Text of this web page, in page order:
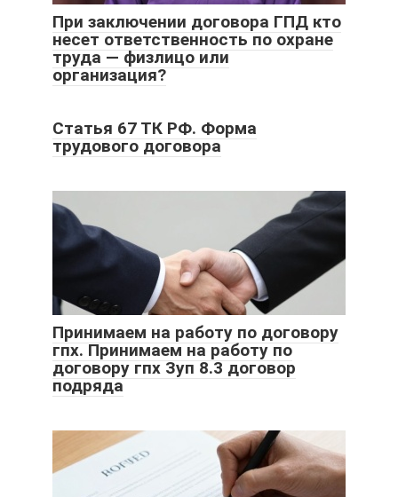
При заключении договора ГПД кто
несет ответственность по охране
труда — физлицо или
организация?
Статья 67 ТК РФ. Форма
трудового договора
Принимаем на работу по договору
гпх. Принимаем на работу по
договору гпх Зуп 8.3 договор
подряда